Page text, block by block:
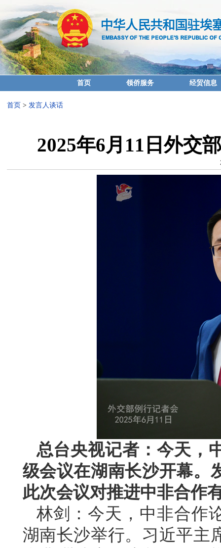
首页 领侨服务 经贸信息
首页 > 发言人谈话
2025年6月11日外交
总台央视记者：今天，
级会议在湖南长沙开幕。
此次会议对推进中非合作
林剑：今天，中非合作
湖南长沙举行。习近平主